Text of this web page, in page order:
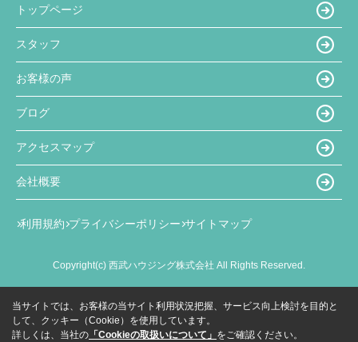
トップページ
スタッフ
お客様の声
ブログ
アクセスマップ
会社概要
利用規約 プライバシーポリシー サイトマップ
Copyright(c) 西武ハウジング株式会社 All Rights Reserved.
当サイトでは、お客様の当サイト利用状況把握、サービス向上検討を目的と
して、クッキー（Cookie）を使用しています。
詳しくは、当社の 「Cookieの取扱いについて」 をご確認ください。